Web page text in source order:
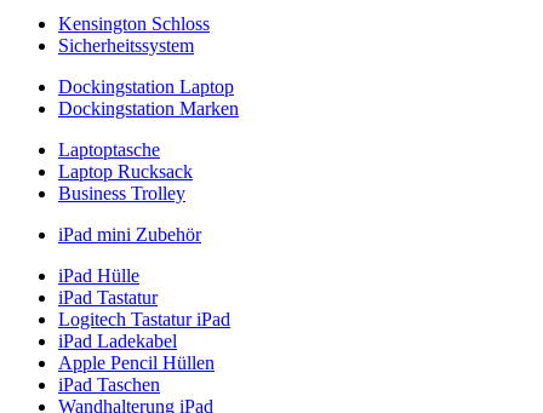
Kensington Schloss
Sicherheitssystem
Dockingstation Laptop
Dockingstation Marken
Laptoptasche
Laptop Rucksack
Business Trolley
iPad mini Zubehör
iPad Hülle
iPad Tastatur
Logitech Tastatur iPad
iPad Ladekabel
Apple Pencil Hüllen
iPad Taschen
Wandhalterung iPad